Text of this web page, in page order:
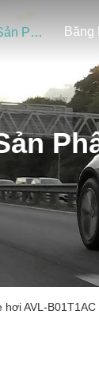
Các Sản Phẩm Băng
AVL-